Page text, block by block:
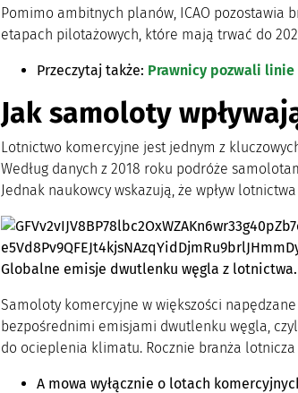
Pomimo ambitnych planów, ICAO pozostawia
etapach pilotażowych, które mają trwać do
Przeczytaj także: Prawnicy pozwali linie
Jak samoloty
Lotnictwo komercyjne jest jednym z
Według danych z 2018 roku podróże
Jednak naukowcy wskazują, że wpływ
Globalne emisje dwutlenku węgla z
Samoloty komercyjne w większości
bezpośrednimi emisjami dwutlenku węgla,
do ocieplenia klimatu. Rocznie branża
A mowa wyłącznie o lotach